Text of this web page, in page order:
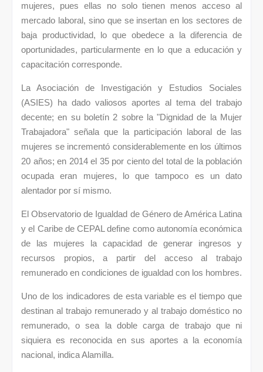
mujeres, pues ellas no solo tienen menos acceso al
mercado laboral, sino que se insertan en los sectores de
baja productividad, lo que obedece a la diferencia de
oportunidades, particularmente en lo que a educación y
capacitación corresponde.
La Asociación de Investigación y Estudios Sociales
(ASIES) ha dado valiosos aportes al tema del trabajo
decente; en su boletín 2 sobre la "Dignidad de la Mujer
Trabajadora" señala que la participación laboral de las
mujeres se incrementó considerablemente en los últimos
20 años; en 2014 el 35 por ciento del total de la población
ocupada eran mujeres, lo que tampoco es un dato
alentador por sí mismo.
El Observatorio de Igualdad de Género de América Latina
y el Caribe de CEPAL define como autonomía económica
de las mujeres la capacidad de generar ingresos y
recursos propios, a partir del acceso al trabajo
remunerado en condiciones de igualdad con los hombres.
Uno de los indicadores de esta variable es el tiempo que
destinan al trabajo remunerado y al trabajo doméstico no
remunerado, o sea la doble carga de trabajo que ni
siquiera es reconocida en sus aportes a la economía
nacional, indica Alamilla.